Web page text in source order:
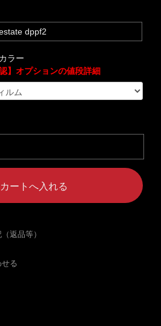
dppf2
ラー
認】オプションの値段詳細
カートへ入れる
返品等）
る